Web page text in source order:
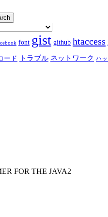
font gist github htaccess
ード トラブル ネットワーク ハ
FOR THE JAVA2